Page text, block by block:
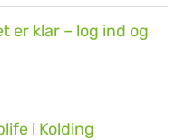
er klar – log ind og
i Kolding